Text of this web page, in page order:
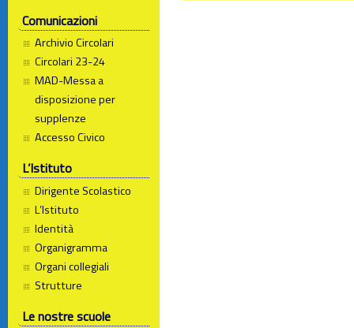
Comunicazioni
Archivio Circolari
Circolari 23-24
MAD-Messa a
disposizione per
supplenze
Accesso Civico
L’Istituto
Dirigente Scolastico
L’Istituto
Identità
Organigramma
Organi collegiali
Strutture
Le nostre scuole